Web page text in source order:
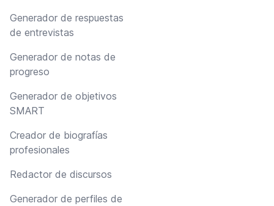
Generador de respuestas
de entrevistas
Generador de notas de
progreso
Generador de objetivos
SMART
Creador de biografías
profesionales
Redactor de discursos
Generador de perfiles de